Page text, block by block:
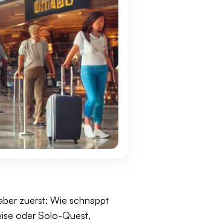
zuerst: Wie schnappt
oder Solo-Quest,